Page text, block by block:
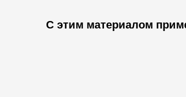
С этим материалом